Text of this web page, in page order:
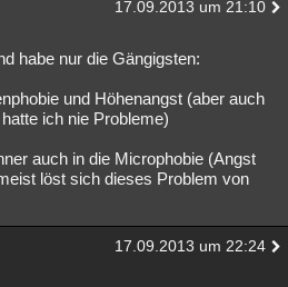
17.09.2013 um 21:10
habe nur die Gängigsten:
und Höhenangst (aber auch
ich nie Probleme)
auch in die Microphobie (Angst
löst sich dieses Problem von
17.09.2013 um 22:24